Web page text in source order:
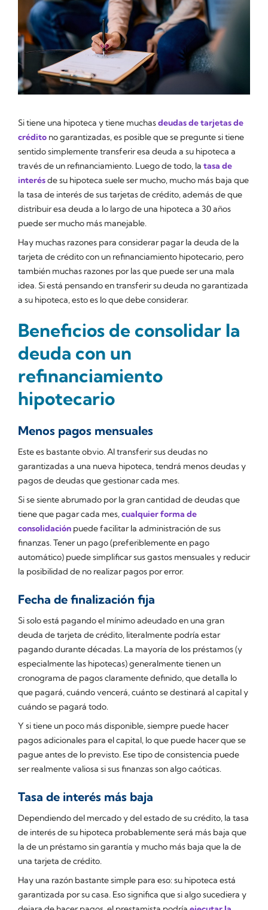
Si tiene una hipoteca y tiene muchasdeudas de tarjetas de
crédito no garantizadas, es posible que se pregunte si tiene
sentido simplemente transferir esa deuda a su hipoteca a
través de un refinanciamiento. Luego de todo, la tasa de
interésde su hipoteca suele ser mucho, mucho más baja que
la tasa de interés de sus tarjetas de crédito, además de que
distribuir esa deuda a lo largo de una hipoteca a 30 años
puede ser mucho más manejable.
Hay muchas razones para considerar pagar la deuda de la
tarjeta de crédito con un refinanciamiento hipotecario, pero
también muchas razones por las que puede ser una mala
idea. Si está pensando en transferir su deuda no garantizada
a su hipoteca, esto es lo que debe considerar.
Beneficios de consolidar la
deuda con un
refinanciamiento
hipotecario
Menos pagos mensuales
Este es bastante obvio. Al transferir sus deudas no
garantizadas a una nueva hipoteca, tendrá menos deudas y
pagos de deudas que gestionar cada mes.
Si se siente abrumado por la gran cantidad de deudas que
tiene que pagar cada mes,cualquier forma de
consolidación puede facilitar la administración de sus
finanzas. Tener un pago (preferiblemente en pago
automático) puede simplificar sus gastos mensuales y reducir
la posibilidad de no realizar pagos por error.
Fecha de finalización fija
Si solo está pagando el mínimo adeudado en una gran
deuda de tarjeta de crédito, literalmente podría estar
pagando durante décadas. La mayoría de los préstamos (y
especialmente las hipotecas) generalmente tienen un
cronograma de pagos claramente definido, que detalla lo
que pagará, cuándo vencerá, cuánto se destinará al capital y
cuándo se pagará todo.
Y si tiene un poco más disponible, siempre puede hacer
pagos adicionales para el capital, lo que puede hacer que se
pague antes de lo previsto. Ese tipo de consistencia puede
ser realmente valiosa si sus finanzas son algo caóticas.
Tasa de interés más baja
Dependiendo del mercado y del estado de su crédito, la tasa
de interés de su hipoteca probablemente será más baja que
la de un préstamo sin garantía y mucho más baja que la de
una tarjeta de crédito.
Hay una razón bastante simple para eso: su hipoteca está
garantizada por su casa. Eso significa que si algo sucediera y